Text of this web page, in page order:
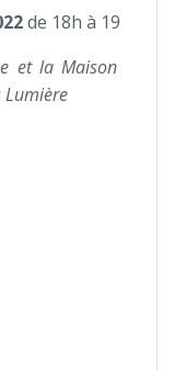
de 18h à 19h en
et la Maison des
Lumière